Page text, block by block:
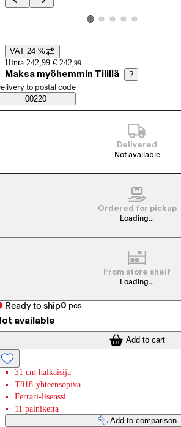
Product images and videos
View product image 1
View product image 2
View product image 3
View product image 4
View product image 5
Price details
VAT 24 %
Hinta 242,99 €. 242,99
Maksa myöhemmin Tilillä ?
Saatavuustiedot
order method
to postal code
00220
Delivered
Not available
Ordered for pickup
Loading...
From store shelf
Loading...
Ready to ship0 pcs
available
Add to cart
31 cm halkaisija
T818-yhteensopiva
Ferrari-lisenssi
11 painiketta
Add to comparison